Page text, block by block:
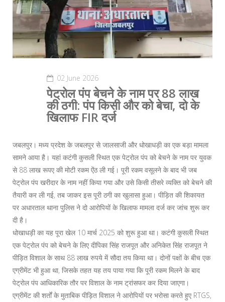
02 June 2026
पेट्रोल पंप बेचने के नाम पर 88 लाख
की ठगी: पंप किसी और को बेचा, दो के
खिलाफ FIR दर्ज
जबलपुर। मध्य प्रदेश के जबलपुर से जालसाजी और धोखाधड़ी का एक बड़ा मामला
सामने आया है। यहां कटंगी कुसली स्थित एक पेट्रोल पंप को बेचने के नाम पर युवक
से 88 लाख रूपए की मोटी रकम ऐंठ ली गई। पूरी रकम वसूलने के बाद भी जब
पेट्रोल पंप खरीदार के नाम नहीं किया गया और उसे किसी तीसरे व्यक्ति को बेचने की
तैयारी कर ली गई, तब जाकर इस पूरी ठगी का खुलासा हुआ। पीड़ित की शिकायत
पर अधारताल थाना पुलिस ने दो आरोपियों के खिलाफ मामला दर्ज कर जांच शुरू कर
दी है।
धोखाधड़ी का यह पूरा खेल 10 मार्च 2025 को शुरू हुआ था। कटंगी कुसली स्थित
एक पेट्रोल पंप को बेचने के लिए दीपिका सिंह राजपूत और अनिकेत सिंह राजपूत ने
पीड़ित विशाल के साथ 88 लाख रुपये में सौदा तय किया था। दोनों पक्षों के बीच एक
एग्रीमेंट भी हुआ था, जिसके तहत यह तय पाया गया कि पूरी रकम मिलने के बाद
पेट्रोल पंप आधिकारिक तौर पर विशाल के नाम ट्रांसफर कर दिया जाएगा।
एग्रीमेंट की शर्तों के मुताबिक पीड़ित विशाल ने आरोपियों पर भरोसा करते हुए RTGS,